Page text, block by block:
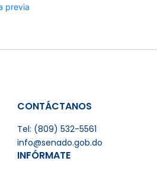
previa
CONTÁCTANOS
Tel: (809) 532-5561
info@senado.gob.do
INFÓRMATE